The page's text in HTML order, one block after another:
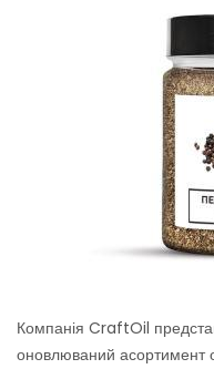
Компанія CraftOil
оновлюваний асортимент